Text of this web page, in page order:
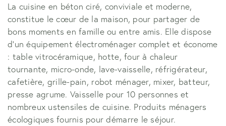
La cuisine en béton ciré, conviviale et moderne,
constitue le cœur de la maison, pour partager de
bons moments en famille ou entre amis. Elle dispose
d'un équipement électroménager complet et économe
: table vitrocéramique, hotte, four à chaleur
tournante, micro-onde, lave-vaisselle, réfrigérateur,
cafetière, grille-pain, robot ménager, mixer, batteur,
presse agrume. Vaisselle pour 10 personnes et
nombreux ustensiles de cuisine. Produits ménagers
écologiques fournis pour démarre le séjour.